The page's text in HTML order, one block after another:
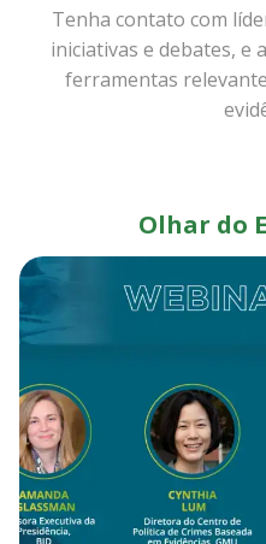
Tenha contato com
iniciativas e debates, e
ferramentas
Olhar do